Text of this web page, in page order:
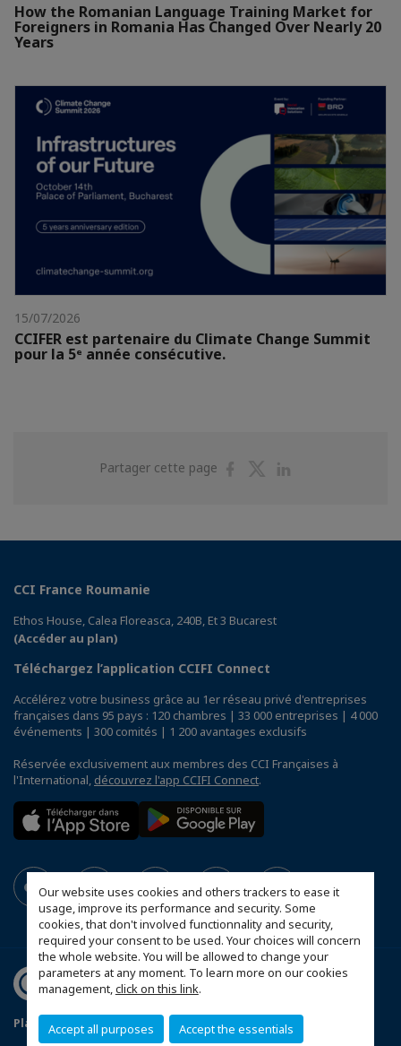
Our website uses cookies and others trackers to ease it
usage, improve its performance and security. Some
cookies, that don't involved functionnality and security,
required your consent to be used. Your choices will concern
the whole website. You will be allowed to change your
parameters at any moment. To learn more on our cookies
management,click on this link.
Accept all purposes Accept the essentials
How the Romanian Language Training Market for
Foreigners in Romania Has Changed Over Nearly 20
Years
15/07/2026
CCIFER est partenaire du Climate Change Summit
pour la 5ᵉ année consécutive.
Partager cette page
PartagerPartager
CCI France Roumanie
Ethos House, Calea Floreasca, 240B, Et 3 Bucarest
(Accéder au plan)
Téléchargez l’application CCIFI Connect
Accélérez votre business grâce au 1er réseau privé d'entreprises
françaises dans 95 pays : 120 chambres | 33 000 entreprises | 4 000
événements | 300 comités | 1 200 avantages exclusifs
Réservée exclusivement aux membres des CCI Françaises à
l'International, découvrez l'app CCIFI Connect.
Plan du site Statut CCIFER
Mentions légales